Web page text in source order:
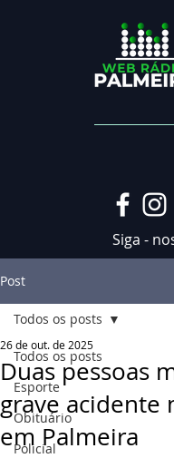
Siga -
Post
Todos os posts
Esporte
Obituário
Policial
Todos os posts
Duas pessoas
grave acidente
em Palmeira
26 de out. de 2025